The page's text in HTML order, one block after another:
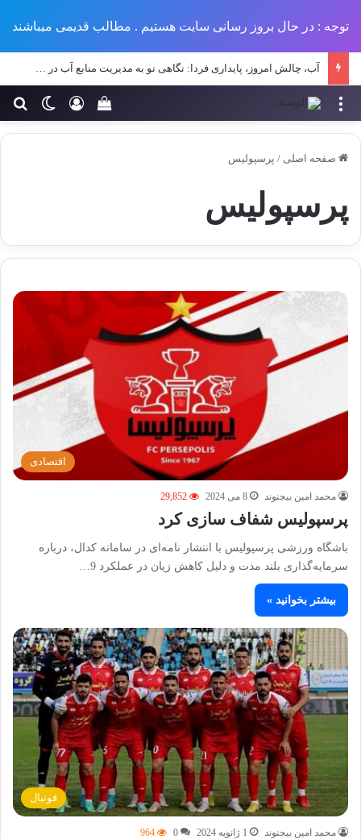
توجه : در حال بروز رسانی سایت هستیم . مطالب قدیمی میباشند
آب، چالش امروز، پایداری فردا: نگاهی نو به مدیریت منابع آب در طرح‌های عمرانی ایران
تغییر ورود
سبد خرید خود را منو
صفحه اصلی / پرسپولیس
پرسپولیس
اقتصادی
محمد امین بیجنوند 8 می 2024 29,852
پرسپولیس شفاف سازی کرد
باشگاه ورزشی پرسپولیس با انتشار نامه‌ای در سامانه کدال، درباره
سرمایه‌گذاری بلند مدت و دلیل کاهش زیان در عملکرد 9…
بیشتر بخوانید »
فوتبال
محمد امین بیجنوند 1 ژانویه 2024 0
964